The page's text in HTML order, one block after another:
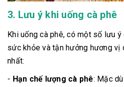
3. Lưu ý khi uống cà phê
Khi uống cà phê, có một số lưu
sức khỏe và tận hưởng hương vị
nhất:
- Hạn chế lượng cà phê: Mặc